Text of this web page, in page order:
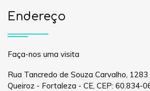
Endereço
Faça-nos uma visita
Rua Tancredo de Souza Carvalho,
Queiroz - Fortaleza - CE, CEP: 60.834-